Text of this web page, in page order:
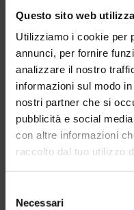
Questo sito web
Utilizziamo i cookie per
annunci, per fornire
analizzare il nostro
informazioni sul modo
nostri partner che si
pubblicità e social
con altre informazioni
raccolto dal tuo utilizzo
delNecessari
Rituali che
alla tua mente.
Trattamenti rilassanti,
che avvolgono. Un
gesto scioglie le tensioni
rigenerato, dentro e fuori.
Scopri di più